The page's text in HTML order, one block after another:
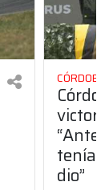
dio”